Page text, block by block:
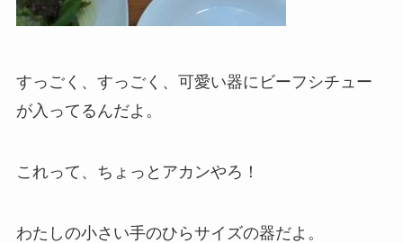
すっごく、すっごく、可愛い器にビーフシチュー
が入ってるんだよ。
これって、ちょっとアカンやろ！
わたしの小さい手のひらサイズの器だよ。